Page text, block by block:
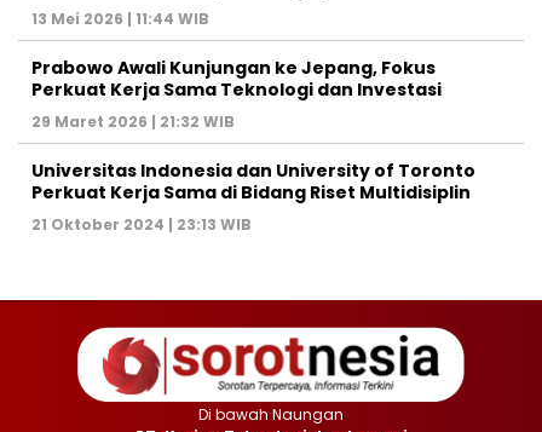
13 Mei 2026 | 11:44 WIB
Prabowo Awali Kunjungan ke Jepang, Fokus
Perkuat Kerja Sama Teknologi dan Investasi
29 Maret 2026 | 21:32 WIB
Universitas Indonesia dan University of Toronto
Perkuat Kerja Sama di Bidang Riset Multidisiplin
21 Oktober 2024 | 23:13 WIB
Di bawah Naungan